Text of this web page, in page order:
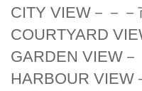
CITY VIEW－－
COURTYARD
GARDEN VIEW
HARBOUR VIEW